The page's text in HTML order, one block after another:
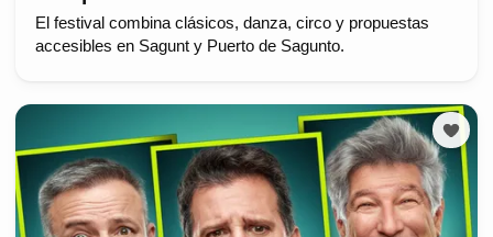
El festival combina clásicos, danza, circo y propuestas
accesibles en Sagunt y Puerto de Sagunto.